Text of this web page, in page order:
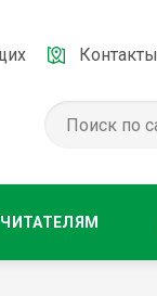
Контакты
ЧИТАТЕЛЯМ